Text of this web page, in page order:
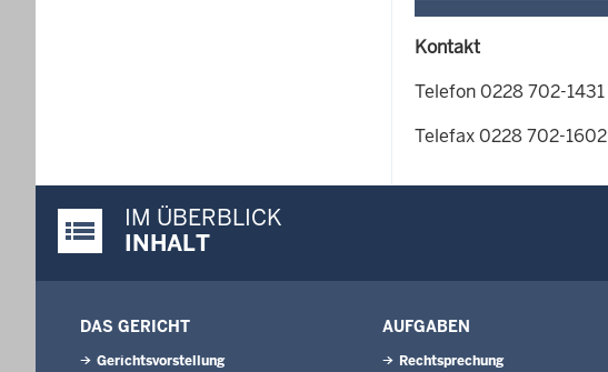
Kontakt
Telefon 0228 702-1431
Telefax 0228 702-1602
Justiz-Portal im Überblick:
IM ÜBERBLICK
INHALT
DAS GERICHT
Gerichtsvorstellung
AUFGABEN
Rechtsprechung